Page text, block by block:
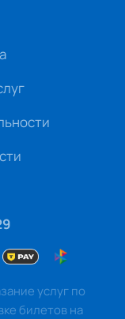
услуг по
билетов на